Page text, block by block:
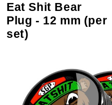
Eat Shit Bear
Plug - 12 mm (per
set)